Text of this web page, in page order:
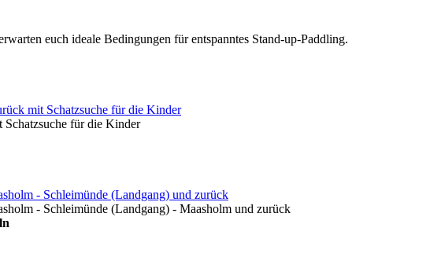
euch ideale Bedingungen für entspanntes Stand-up-Paddling.
mit Schatzsuche für die Kinder
für die Kinder
- Schleimünde (Landgang) und zurück
- Schleimünde (Landgang) - Maasholm und zurück